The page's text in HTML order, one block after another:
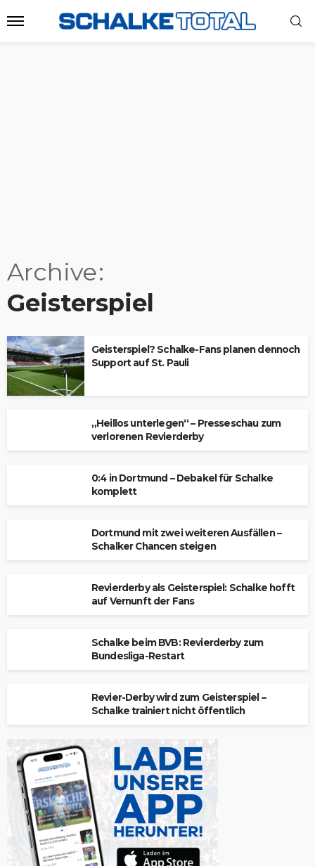
Archive
Geisterspiel
Geisterspiel? Schalke-Fans planen dennoch
Support auf St. Pauli
„Heillos unterlegen“ – Presseschau zum
verlorenen Revierderby
0:4 in Dortmund – Debakel für Schalke
komplett
Dortmund mit zwei weiteren Ausfällen –
Schalker Chancen steigen
Revierderby als Geisterspiel: Schalke hofft
auf Vernunft der Fans
Schalke beim BVB: Revierderby zum
Bundesliga-Restart
Revier-Derby wird zum Geisterspiel –
Schalke trainiert nicht öffentlich